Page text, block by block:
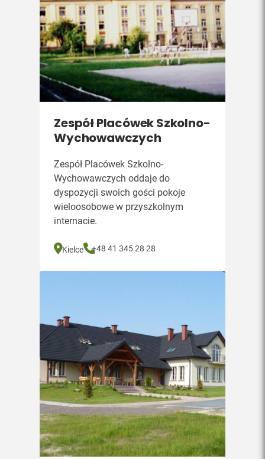
Zespół Placówek Szkolno-
Wychowawczych
Zespół Placówek Szkolno-
Wychowawczych oddaje do
dyspozycji swoich gości pokoje
wieloosobowe w przyszkolnym
internacie.
Kielce +48 41 345 28 28